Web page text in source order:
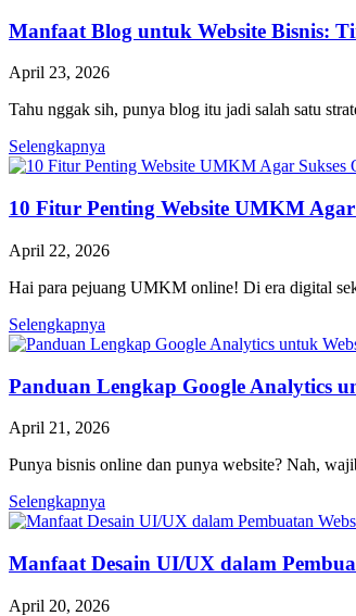
Manfaat Blog untuk Website Bisnis:
April 23, 2026
Tahu nggak sih, punya blog itu jadi salah satu
Selengkapnya
10 Fitur Penting Website UMKM
April 22, 2026
Hai para pejuang UMKM online! Di era digital
Selengkapnya
Panduan Lengkap Google Analytics
April 21, 2026
Punya bisnis online dan punya website? Nah,
Selengkapnya
Manfaat Desain UI/UX dalam
April 20, 2026